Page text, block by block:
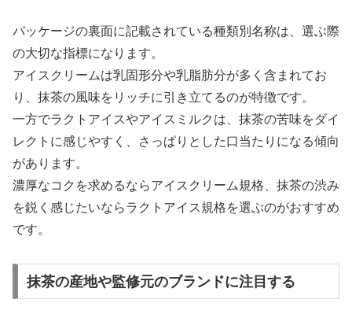
パッケージの裏面に記載されている種類別名称は、選ぶ際
の大切な指標になります。
アイスクリームは乳固形分や乳脂肪分が多く含まれてお
り、抹茶の風味をリッチに引き立てるのが特徴です。
一方でラクトアイスやアイスミルクは、抹茶の苦味をダイ
レクトに感じやすく、さっぱりとした口当たりになる傾向
があります。
濃厚なコクを求めるならアイスクリーム規格、抹茶の渋み
を鋭く感じたいならラクトアイス規格を選ぶのがおすすめ
です。
抹茶の産地や監修元のブランドに注目する